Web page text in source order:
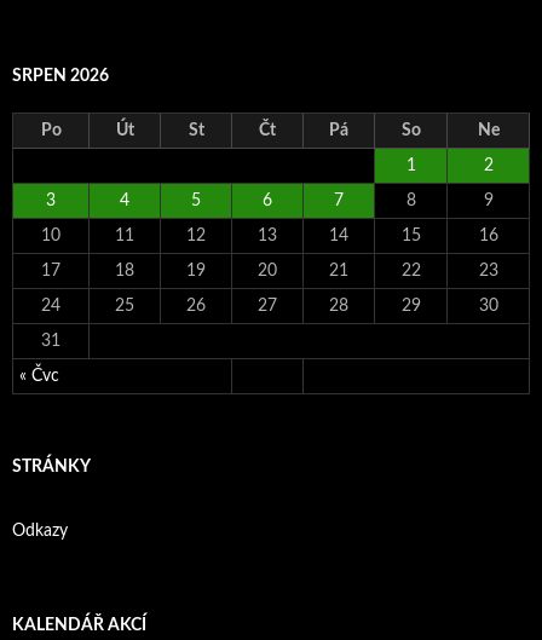
SRPEN 2026
Po Út St Čt Pá So Ne
« Čvc
1 2
3 4 5 6 7 8 9
10 11 12 13 14 15 16
17 18 19 20 21 22 23
24 25 26 27 28 29 30
31
STRÁNKY
Odkazy
KALENDÁŘ AKCÍ